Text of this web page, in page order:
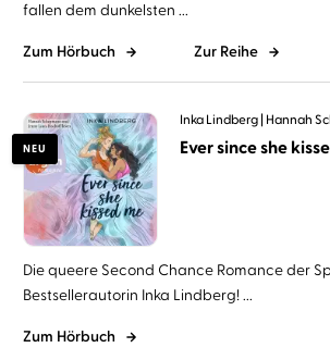
fallen dem dunkelsten ...
Zum Hörbuch Zur Reihe
NEU
Inka Lindberg Hannah
Ever since she
Die queere Second Chance Romance der
Bestsellerautorin Inka Lindberg! ...
Zum Hörbuch